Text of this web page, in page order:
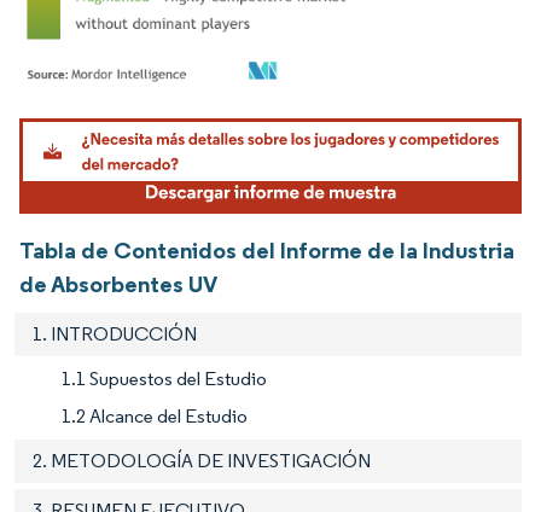
Imagen © Mordor Intelligence. El uso requiere atribución según CC BY 4.0.
Tabla de Contenidos del Informe de la Industria
de Absorbentes UV
1. INTRODUCCIÓN
1.1 Supuestos del Estudio
1.2 Alcance del Estudio
2. METODOLOGÍA DE INVESTIGACIÓN